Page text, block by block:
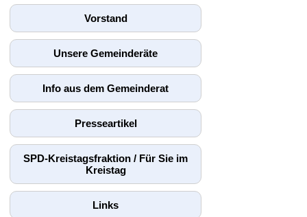
Vorstand
Unsere Gemeinderäte
Info aus dem Gemeinderat
Presseartikel
SPD-Kreistagsfraktion / Für Sie im
Kreistag
Links